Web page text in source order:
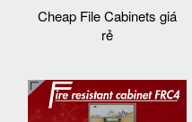
Cheap File Cabinets giá
rẻ